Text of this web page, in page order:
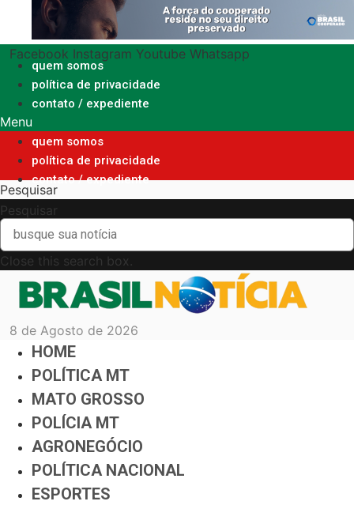
o
conteúdo
Facebook Instagram Youtube Whatsapp
quem somos
política de privacidade
contato / expediente
Menu
quem somos
política de privacidade
contato / expediente
Pesquisar
Pesquisar
Close this search box.
8 de Agosto de 2026
HOME
POLÍTICA MT
MATO GROSSO
POLÍCIA MT
AGRONEGÓCIO
POLÍTICA NACIONAL
ESPORTES